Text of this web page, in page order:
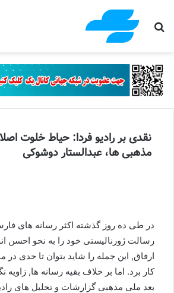
جستجو برای
نقدی بر رادیو فردا: حیاط خلوت
مذهبی ها، عبدالستار دوشوکی
در طی ده روز گذشته اکثر رسانه های
رسالت ژورنالیستی خود را به نحو احسن
ارفاق, این جمله را شاید بتوان تا حدی در
کار برد. اما بر خلاف بقیه رسانه ها, زاویه
بعد ملی مذهبی گزارشات و تحلیل های